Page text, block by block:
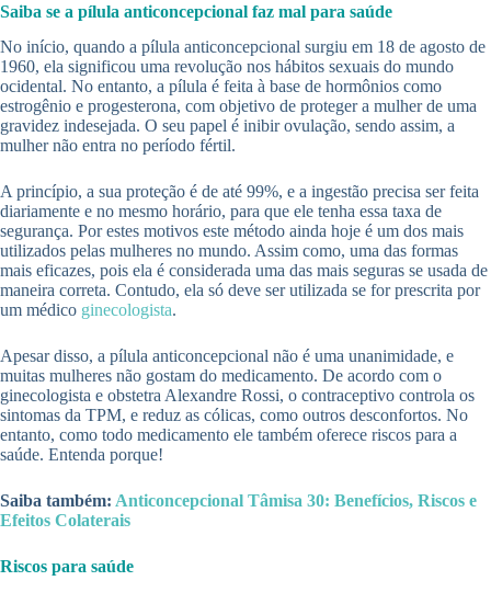
Saiba se a pílula anticoncepcional faz mal para saúde
No início, quando a pílula anticoncepcional surgiu em 18 de agosto de
1960, ela significou uma revolução nos hábitos sexuais do mundo
ocidental. No entanto, a pílula é feita à base de hormônios como
estrogênio e progesterona, com objetivo de proteger a mulher de uma
gravidez indesejada. O seu papel é inibir ovulação, sendo assim, a
mulher não entra no período fértil.
A princípio, a sua proteção é de até 99%, e a ingestão precisa ser feita
diariamente e no mesmo horário, para que ele tenha essa taxa de
segurança. Por estes motivos este método ainda hoje é um dos mais
utilizados pelas mulheres no mundo. Assim como, uma das formas
mais eficazes, pois ela é considerada uma das mais seguras se usada de
maneira correta. Contudo, ela só deve ser utilizada se for prescrita por
um médico ginecologista.
Apesar disso, a pílula anticoncepcional não é uma unanimidade, e
muitas mulheres não gostam do medicamento. De acordo com o
ginecologista e obstetra Alexandre Rossi, o contraceptivo controla os
sintomas da TPM, e reduz as cólicas, como outros desconfortos. No
entanto, como todo medicamento ele também oferece riscos para a
saúde. Entenda porque!
Saiba também: Anticoncepcional Tâmisa 30: Benefícios, Riscos e
Efeitos Colaterais
Riscos para saúde